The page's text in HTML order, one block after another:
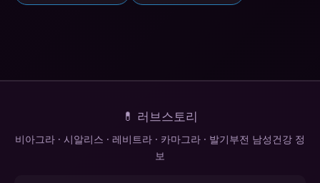
💊 러브스토리
비아그라 · 시알리스 · 레비트라 · 카마그라 · 발기부전 남성건강 정
보